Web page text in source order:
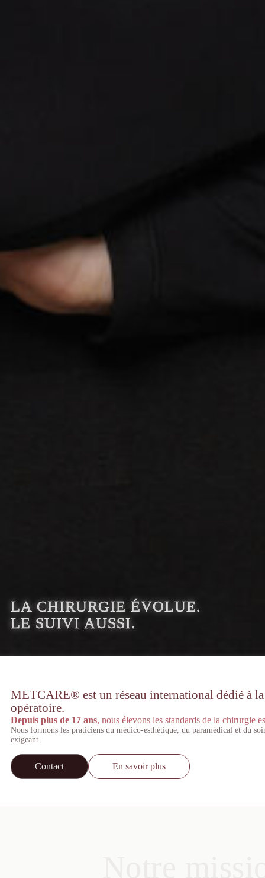
LA CHIRURGIE ÉVOLUE.
LE SUIVI AUSSI.
METCARE® est un réseau international dédié à
opératoire.
Depuis plus de 17 ans, nous élevons les standards de la chirurgie
Nous formons les praticiens du médico-esthétique, du paramédical et du
exigeant.
Contact En savoir plus